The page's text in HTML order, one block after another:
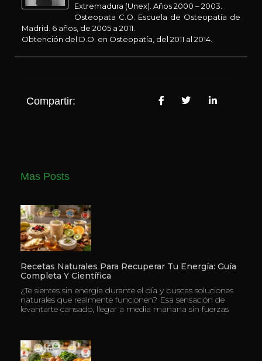
Extremadura (Unex). Años 2000 – 2003.
Osteopata C.O. Escuela de Osteopatía de
Madrid. 6 años, de 2005 a 2011.
Obtención del D.O. en Osteopatía, del 2011 al 2014.
Compartir:
Mas Posts
Recetas Naturales Para Recuperar Tu Energía: Guía
Completa Y Científica
¿Te sientes sin energía durante el día y buscas soluciones
naturales que realmente funcionen? Esa sensación de
levantarte cansado, llegar a media mañana sin fuerzas